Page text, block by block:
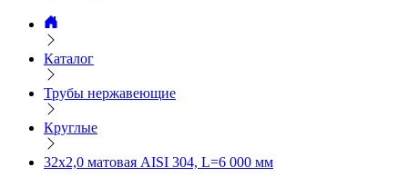
Каталог
Трубы нержавеющие
Круглые
32х2,0 матовая AISI 304, L=6 000 мм